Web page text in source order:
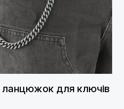
ланцюжок для ключів